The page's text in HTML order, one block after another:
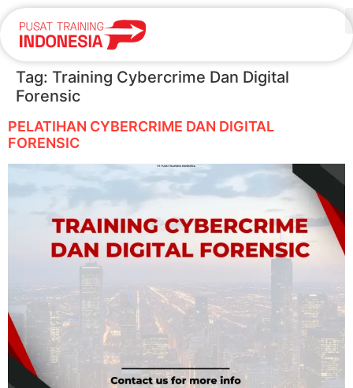
Tag: Training Cybercrime Dan Digital
Forensic
PELATIHAN CYBERCRIME DAN DIGITAL
FORENSIC